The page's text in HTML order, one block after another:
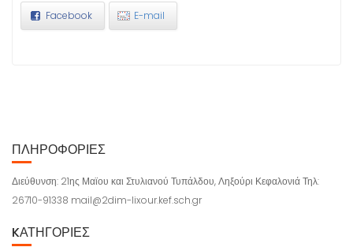
Facebook E-mail
ΠΛΗΡΟΦΟΡΊΕΣ
Διεύθυνση: 21ης Μαϊου και Στυλιανού Τυπάλδου, Ληξούρι Κεφαλονιά Τηλ:
26710-91338 mail@2dim-lixour.kef.sch.gr
KΑΤΗΓΟΡΊΕΣ